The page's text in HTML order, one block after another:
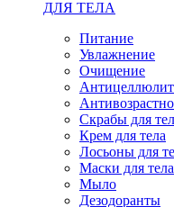
ДЛЯ ТЕЛА
Питание
Увлажнение
Очищение
Скрабы для
Крем для тела
Лосьоны для
Маски для тела
Мыло
Дезодоранты